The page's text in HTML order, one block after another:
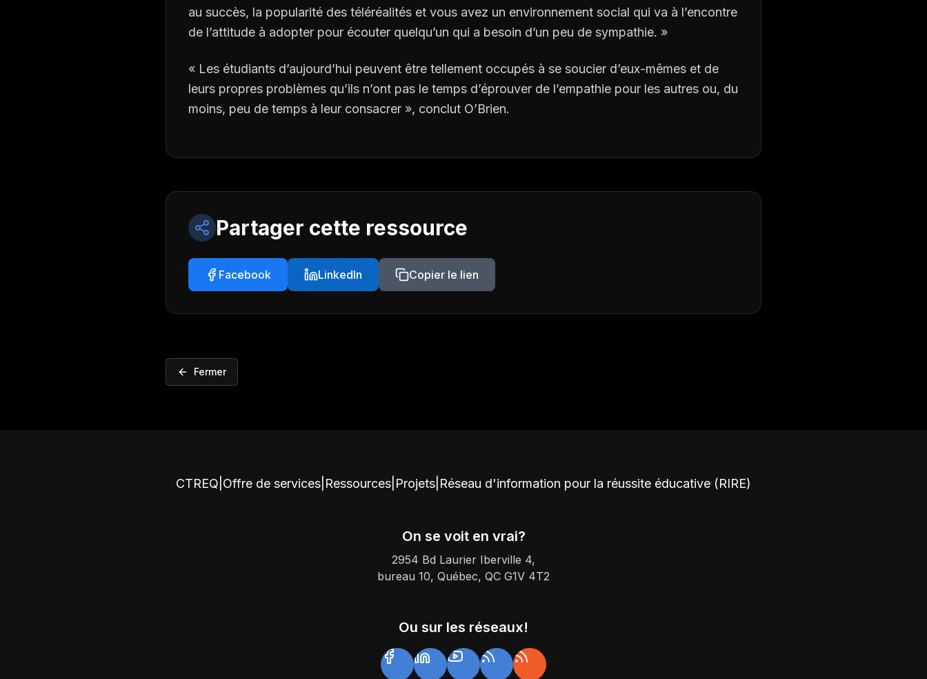
au succès, la popularité des téléréalités et vous avez un environnement social qui va à l’encontre
de l’attitude à adopter pour écouter quelqu’un qui a besoin d’un peu de sympathie. »
« Les étudiants d’aujourd’hui peuvent être tellement occupés à se soucier d’eux-mêmes et de
leurs propres problèmes qu’ils n’ont pas le temps d’éprouver de l’empathie pour les autres ou, du
moins, peu de temps à leur consacrer », conclut O’Brien.
Partager cette ressource
Facebook LinkedIn Copier le lien
Fermer
CTREQ Offre de services Ressources Projets Réseau d'information pour la réussite éducative (RIRE)
On se voit en vrai?
2954 Bd Laurier Iberville 4,
bureau 10, Québec, QC G1V 4T2
Ou sur les réseaux!